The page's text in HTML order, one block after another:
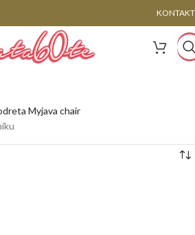
KONTAKT
Myjava chair